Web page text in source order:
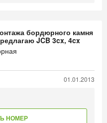
бордюрного камня
JCB 3cx, 4cx
01.01.2013
НОМЕР